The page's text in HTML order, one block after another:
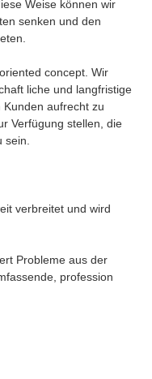
Weise können wir
senken und den
concept. Wir
liche und langfristige
aufrecht zu
Verfügung stellen, die
verbreitet und wird
Probleme aus der
profession